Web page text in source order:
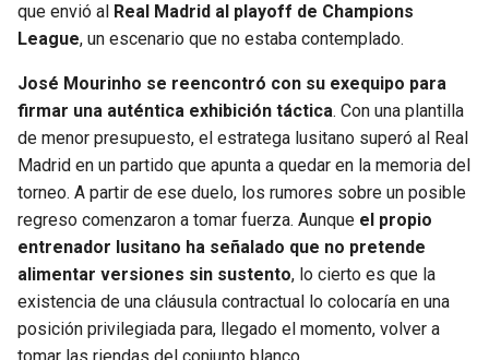
que envió al Real Madrid al playoff de Champions
League, un escenario que no estaba contemplado.
José Mourinho se reencontró con su exequipo para
firmar una auténtica exhibición táctica. Con una plantilla
de menor presupuesto, el estratega lusitano superó al Real
Madrid en un partido que apunta a quedar en la memoria del
torneo. A partir de ese duelo, los rumores sobre un posible
regreso comenzaron a tomar fuerza. Aunque el propio
entrenador lusitano ha señalado que no pretende
alimentar versiones sin sustento, lo cierto es que la
existencia de una cláusula contractual lo colocaría en una
posición privilegiada para, llegado el momento, volver a